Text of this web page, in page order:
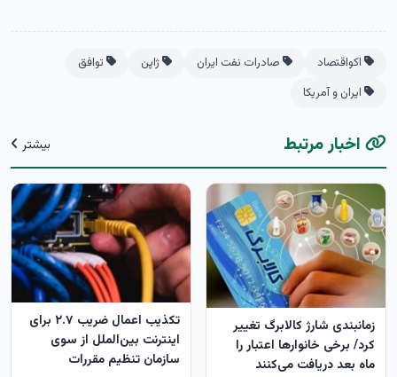
اکواقتصاد صادرات نفت ایران ژاپن
توافق
ایران و آمریکا
اخبار مرتبط بیشتر
زمانبندی شارژ کالابرگ تغییر
کرد/ برخی خانوارها اعتبار را
ماه بعد دریافت می‌کنند
تکذیب اعمال ضریب ۲.۷ برای
اینترنت بین‌الملل از سوی
سازمان تنظیم مقررات